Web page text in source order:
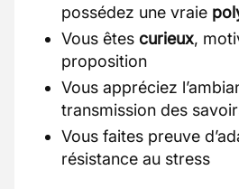
possédez une vraie
Vous êtes curieux,
proposition
Vous appréciez
transmission des
Vous faites preuve
résistance au stress